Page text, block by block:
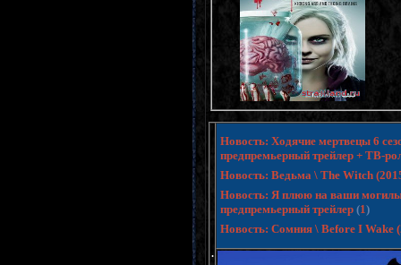
.
Новость: Ходячие мертвецы 6
предпремьерный трейлер + ТВ-
Новость: Ведьма \ The Witch
Новость: Я плюю на ваши
предпремьерный трейлер (1)
Новость: Сомния \ Before I Wake